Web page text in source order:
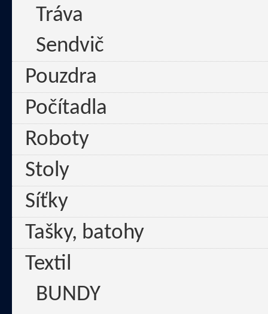
Tráva
Sendvič
Pouzdra
Počítadla
Roboty
Stoly
Síťky
Tašky, batohy
Textil
BUNDY